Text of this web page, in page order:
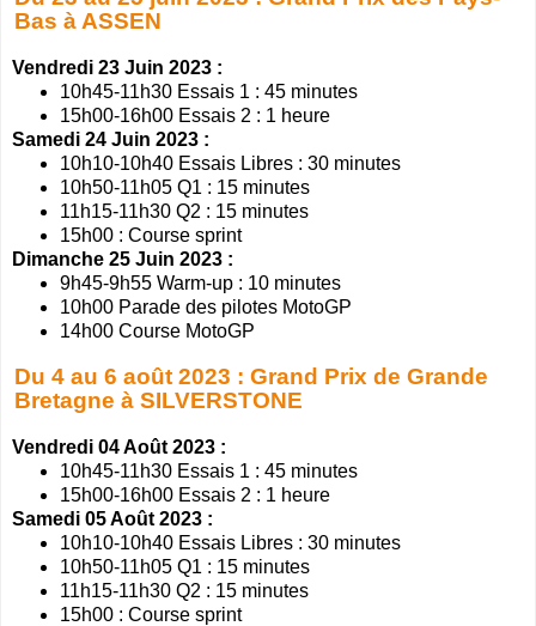
Bas à ASSEN
Vendredi 23 Juin 2023 :
10h45-11h30 Essais 1 : 45 minutes
15h00-16h00 Essais 2 : 1 heure
Samedi 24 Juin 2023 :
10h10-10h40 Essais Libres : 30 minutes
10h50-11h05 Q1 : 15 minutes
11h15-11h30 Q2 : 15 minutes
15h00 : Course sprint
Dimanche 25 Juin 2023 :
9h45-9h55 Warm-up : 10 minutes
10h00 Parade des pilotes MotoGP
14h00 Course MotoGP
Du 4 au 6 août 2023 : Grand Prix de Grande
Bretagne à SILVERSTONE
Vendredi 04 Août 2023 :
10h45-11h30 Essais 1 : 45 minutes
15h00-16h00 Essais 2 : 1 heure
Samedi 05 Août 2023 :
10h10-10h40 Essais Libres : 30 minutes
10h50-11h05 Q1 : 15 minutes
11h15-11h30 Q2 : 15 minutes
15h00 : Course sprint